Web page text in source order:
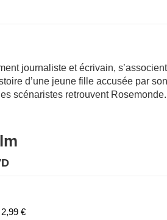
journaliste et écrivain,
d’une jeune fille accusée par
scénaristes retrouvent Rosemonde.
€